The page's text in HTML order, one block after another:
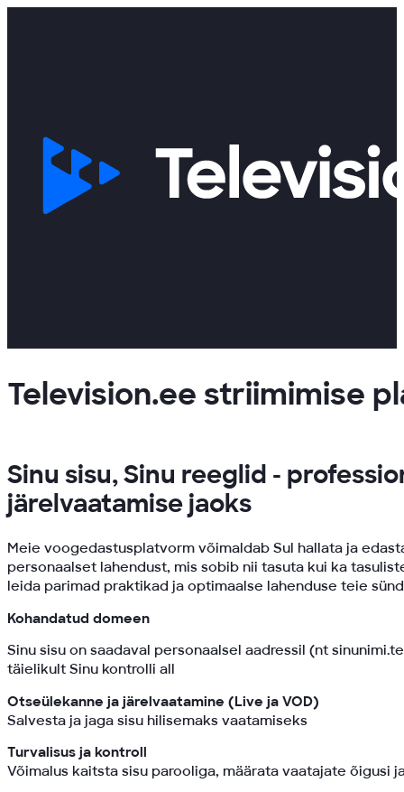
Television.ee striimimise
Sinu sisu, Sinu reeglid -
järelvaatamise jaoks
Meie voogedastusplatvorm võimaldab Sul hallata ja
personaalset lahendust, mis sobib nii tasuta kui ka
leida parimad praktikad ja optimaalse lahenduse teie
Kohandatud domeen
Sinu sisu on saadaval personaalsel aadressil (nt
täielikult Sinu kontrolli all
Otseülekanne ja järelvaatamine (Live ja VOD)
Salvesta ja jaga sisu hilisemaks vaatamiseks
Turvalisus ja kontroll
Võimalus kaitsta sisu parooliga, määrata vaatajate õigusi